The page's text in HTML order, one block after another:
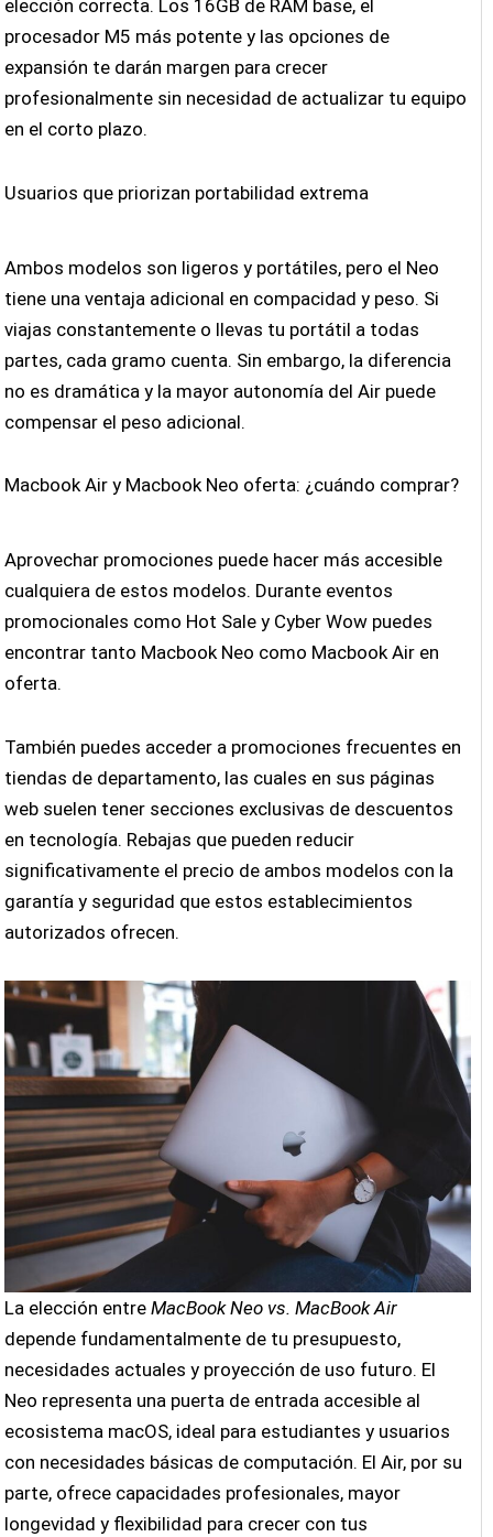
elección correcta. Los 16GB de RAM base, el
procesador M5 más potente y las opciones de
expansión te darán margen para crecer
profesionalmente sin necesidad de actualizar tu equipo
en el corto plazo.
Usuarios que priorizan portabilidad extrema
Ambos modelos son ligeros y portátiles, pero el Neo
tiene una ventaja adicional en compacidad y peso. Si
viajas constantemente o llevas tu portátil a todas
partes, cada gramo cuenta. Sin embargo, la diferencia
no es dramática y la mayor autonomía del Air puede
compensar el peso adicional.
Macbook Air y Macbook Neo oferta: ¿cuándo comprar?
Aprovechar promociones puede hacer más accesible
cualquiera de estos modelos. Durante eventos
promocionales como Hot Sale y Cyber Wow puedes
encontrar tanto Macbook Neo como Macbook Air en
oferta.
También puedes acceder a promociones frecuentes en
tiendas de departamento, las cuales en sus páginas
web suelen tener secciones exclusivas de descuentos
en tecnología. Rebajas que pueden reducir
significativamente el precio de ambos modelos con la
garantía y seguridad que estos establecimientos
autorizados ofrecen.
La elección entreMacBook Neo vs. MacBook Air
depende fundamentalmente de tu presupuesto,
necesidades actuales y proyección de uso futuro. El
Neo representa una puerta de entrada accesible al
ecosistema macOS, ideal para estudiantes y usuarios
con necesidades básicas de computación. El Air, por su
parte, ofrece capacidades profesionales, mayor
longevidad y flexibilidad para crecer con tus